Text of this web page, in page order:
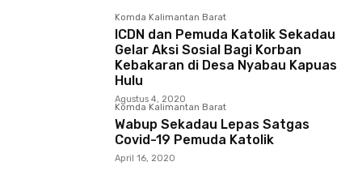
Komda Kalimantan Barat
ICDN dan Pemuda Katolik Sekadau
Gelar Aksi Sosial Bagi Korban
Kebakaran di Desa Nyabau Kapuas
Hulu
Agustus 4, 2020
Komda Kalimantan Barat
Wabup Sekadau Lepas Satgas
Covid-19 Pemuda Katolik
April 16, 2020